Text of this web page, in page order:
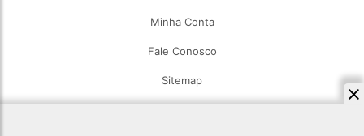
Minha Conta
Fale Conosco
Sitemap